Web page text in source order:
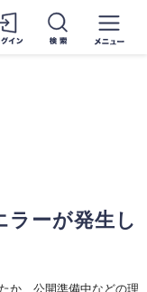
ラーが発生し
か、公開準備中などの理